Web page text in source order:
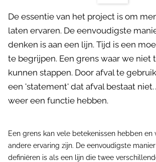
De essentie van het project is om
laten ervaren. De eenvoudigste
denken is aan een lijn. Tijd is een
te begrijpen. Een grens waar we niet
kunnen stappen. Door afval te
een 'statement' dat afval bestaat
weer een functie hebben.
Een grens kan vele betekenissen hebben en
andere ervaring zijn. De eenvoudigste
definiëren is als een lijn die twee